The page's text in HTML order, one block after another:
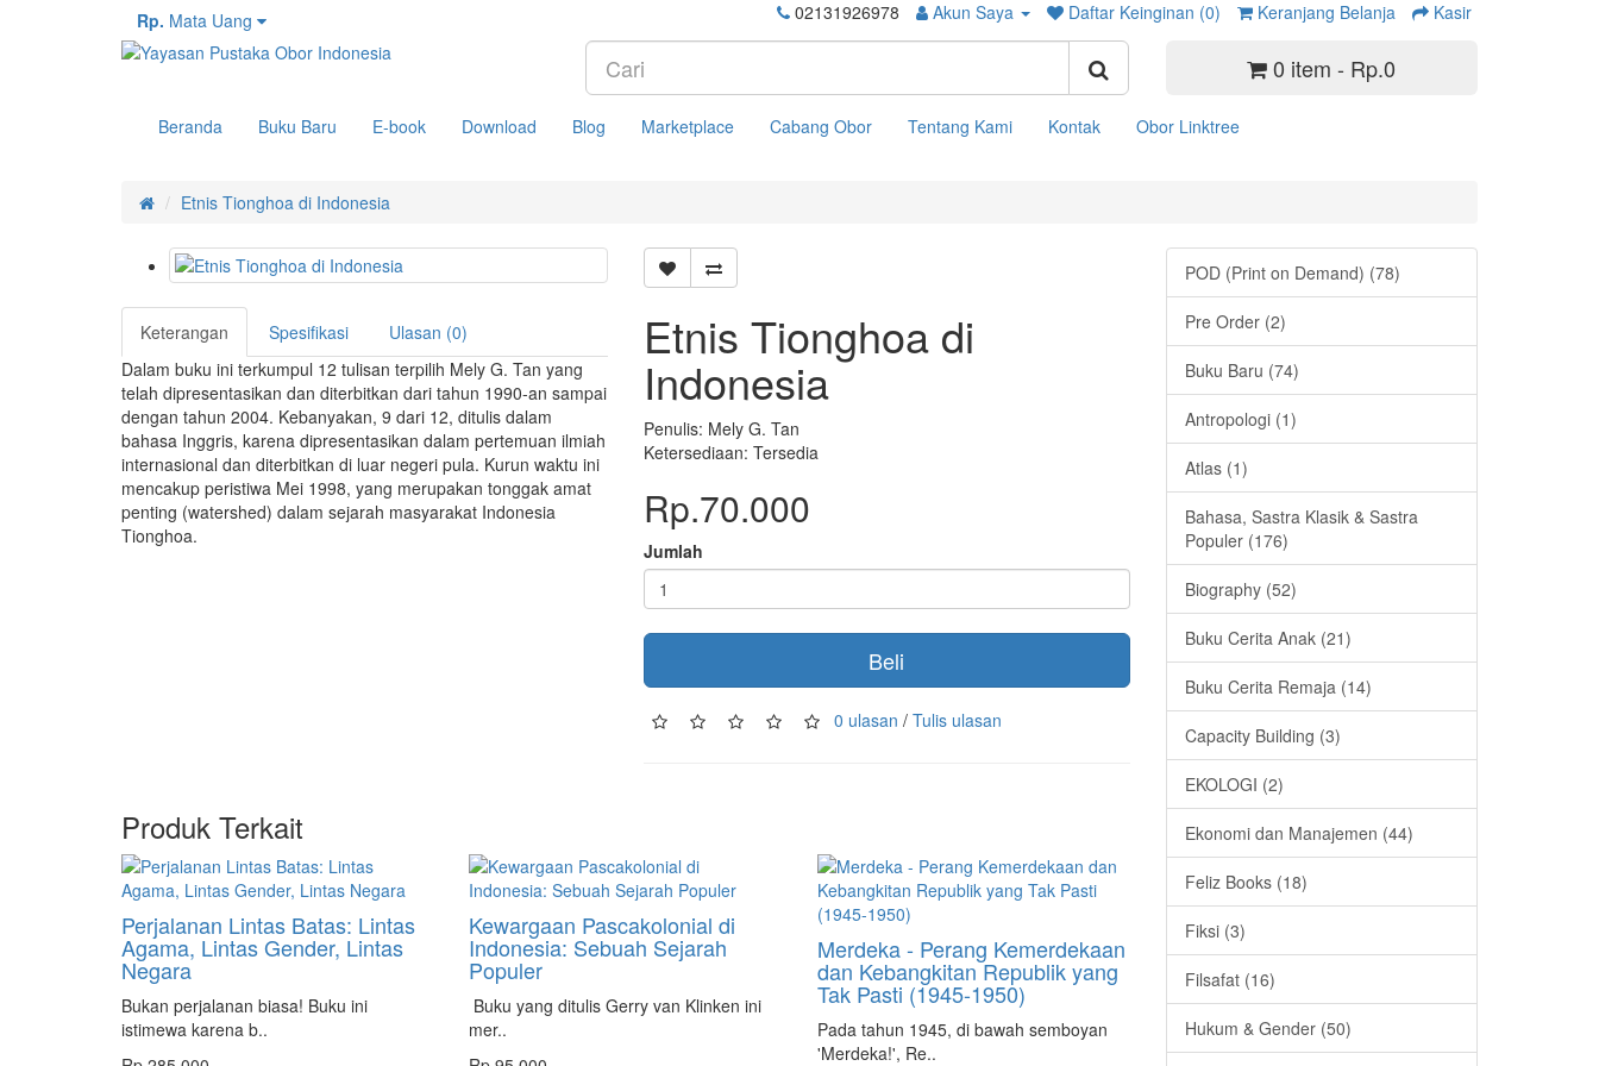
Rp. Mata Uang 02131926978 Akun Saya Daftar Keinginan (0) Keranjang Belanja Kasir
0 item - Rp.0
Beranda Buku Baru E-book Download Blog Marketplace Cabang Obor Tentang Kami Kontak Obor Linktree
Etnis Tionghoa di Indonesia
Keterangan Spesifikasi
Ulasan (0)
Dalam buku ini terkumpul 12 tulisan terpilih Mely G. Tan yang
telah dipresentasikan dan diterbitkan dari tahun 1990-an sampai
dengan tahun 2004. Kebanyakan, 9 dari 12, ditulis dalam
bahasa Inggris, karena dipresentasikan dalam pertemuan ilmiah
internasional dan diterbitkan di luar negeri pula. Kurun waktu ini
mencakup peristiwa Mei 1998, yang merupakan tonggak amat
penting (watershed) dalam sejarah masyarakat Indonesia
Tionghoa.
Etnis Tionghoa di
Indonesia
Penulis: Mely G. Tan
Ketersediaan: Tersedia
Rp.70.000
Jumlah
Beli
0 ulasan / Tulis ulasan
Produk Terkait
Perjalanan Lintas Batas: Lintas
Agama, Lintas Gender, Lintas
Negara
Bukan perjalanan biasa! Buku ini
istimewa karena b..
Kewargaan Pascakolonial di
Indonesia: Sebuah Sejarah
Populer
Buku yang ditulis Gerry van Klinken ini
mer..
Merdeka - Perang Kemerdekaan
dan Kebangkitan Republik yang
Tak Pasti (1945-1950)
Pada tahun 1945, di bawah semboyan
'Merdeka!', Re..
POD (Print on Demand) (78)
Pre Order (2)
Buku Baru (74)
Antropologi (1)
Atlas (1)
Bahasa, Sastra Klasik & Sastra
Populer (176)
Biography (52)
Buku Cerita Anak (21)
Buku Cerita Remaja (14)
Capacity Building (3)
EKOLOGI (2)
Ekonomi dan Manajemen (44)
Feliz Books (18)
Fiksi (3)
Filsafat (16)
Hukum & Gender (50)